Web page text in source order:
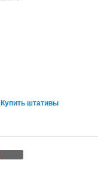
Купить штативы